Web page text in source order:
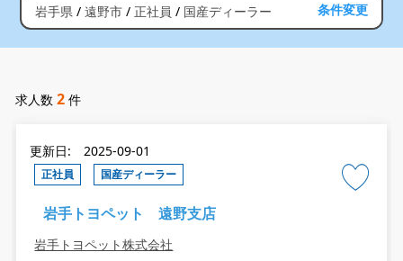
岩手県 遠野市 正社員 国産ディーラー 条件変更
求人数2 件
更新日: 2025-09-01
正社員 国産ディーラー
岩手トヨペット 遠野支店
岩手トヨペット株式会社